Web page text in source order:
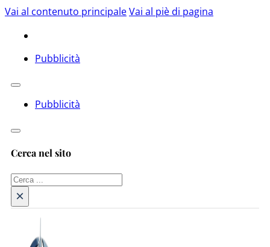
Vai al contenuto principaleVai al piè di pagina
Pubblicità
Pubblicità
Cerca nel sito
Cerca
×